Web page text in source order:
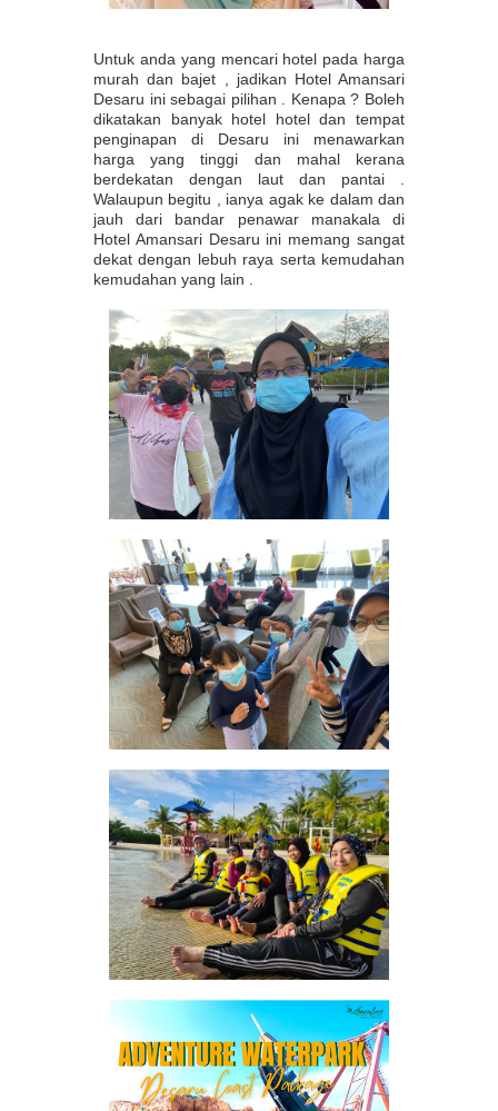
Untuk anda yang mencari hotel pada harga
murah dan bajet , jadikan Hotel Amansari
Desaru ini sebagai pilihan . Kenapa ? Boleh
dikatakan banyak hotel hotel dan tempat
penginapan di Desaru ini menawarkan
harga yang tinggi dan mahal kerana
berdekatan dengan laut dan pantai .
Walaupun begitu , ianya agak ke dalam dan
jauh dari bandar penawar manakala di
Hotel Amansari Desaru ini memang sangat
dekat dengan lebuh raya serta kemudahan
kemudahan yang lain .